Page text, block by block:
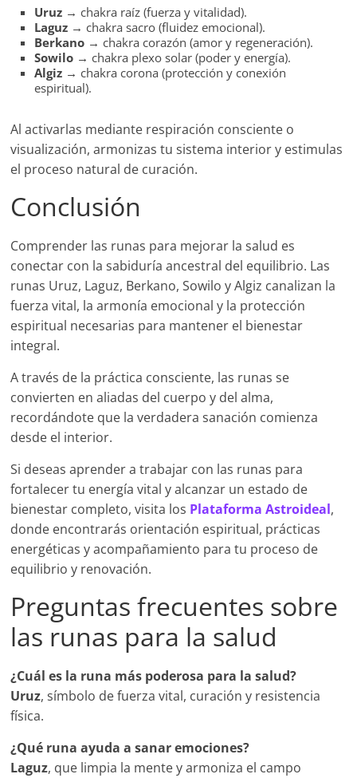
Uruz → chakra raíz (fuerza y vitalidad).
Laguz → chakra sacro (fluidez emocional).
Berkano → chakra corazón (amor y regeneración).
Sowilo → chakra plexo solar (poder y energía).
Algiz → chakra corona (protección y conexión
espiritual).
Al activarlas mediante respiración consciente o
visualización, armonizas tu sistema interior y estimulas
el proceso natural de curación.
Conclusión
Comprender las runas para mejorar la salud es
conectar con la sabiduría ancestral del equilibrio. Las
runas Uruz, Laguz, Berkano, Sowilo y Algiz canalizan la
fuerza vital, la armonía emocional y la protección
espiritual necesarias para mantener el bienestar
integral.
A través de la práctica consciente, las runas se
convierten en aliadas del cuerpo y del alma,
recordándote que la verdadera sanación comienza
desde el interior.
Si deseas aprender a trabajar con las runas para
fortalecer tu energía vital y alcanzar un estado de
bienestar completo, visita los Plataforma Astroideal,
donde encontrarás orientación espiritual, prácticas
energéticas y acompañamiento para tu proceso de
equilibrio y renovación.
Preguntas frecuentes sobre
las runas para la salud
¿Cuál es la runa más poderosa para la salud?
Uruz, símbolo de fuerza vital, curación y resistencia
física.
¿Qué runa ayuda a sanar emociones?
Laguz, que limpia la mente y armoniza el campo